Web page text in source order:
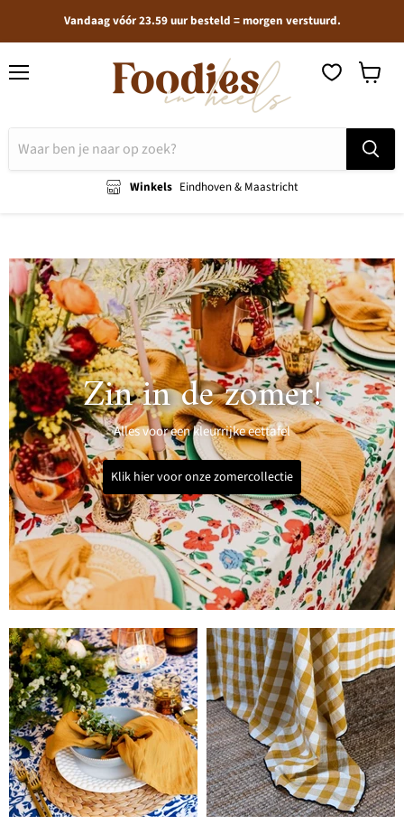
Vandaag vóór 23.59 uur besteld = morgen verstuurd.
Winkels Eindhoven & Maastricht
Zin in de zomer!
Alles voor een kleurrijke eettafel
Klik hier voor onze zomercollectie